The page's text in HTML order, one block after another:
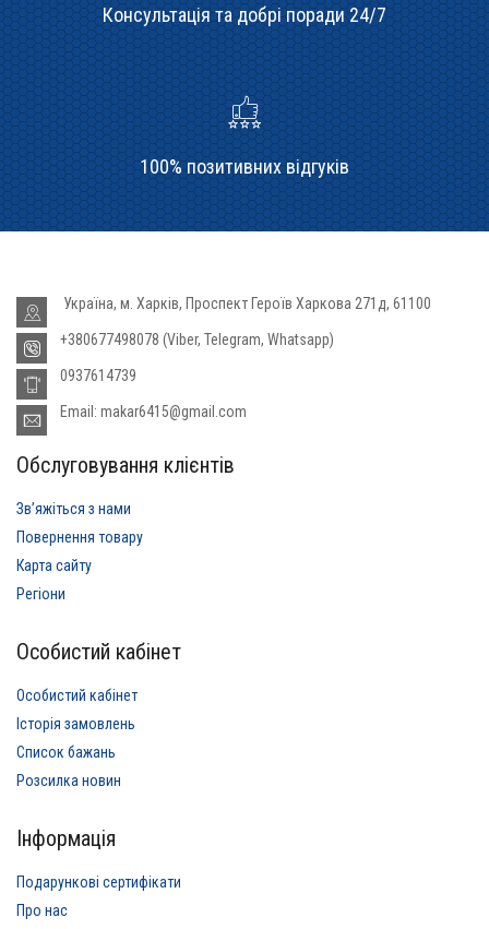
Консультація та добрі поради 24/7
100% позитивних відгуків
Україна, м. Харків, Проспект Героїв Харкова 271д, 61100
+380677498078 (Viber, Telegram, Whatsapp)
0937614739
Email: makar6415@gmail.com
Обслуговування клієнтів
Звʼяжіться з нами
Повернення товару
Карта сайту
Регіони
Особистий кабінет
Особистий кабінет
Історія замовлень
Список бажань
Розсилка новин
Інформація
Подарункові сертифікати
Про нас